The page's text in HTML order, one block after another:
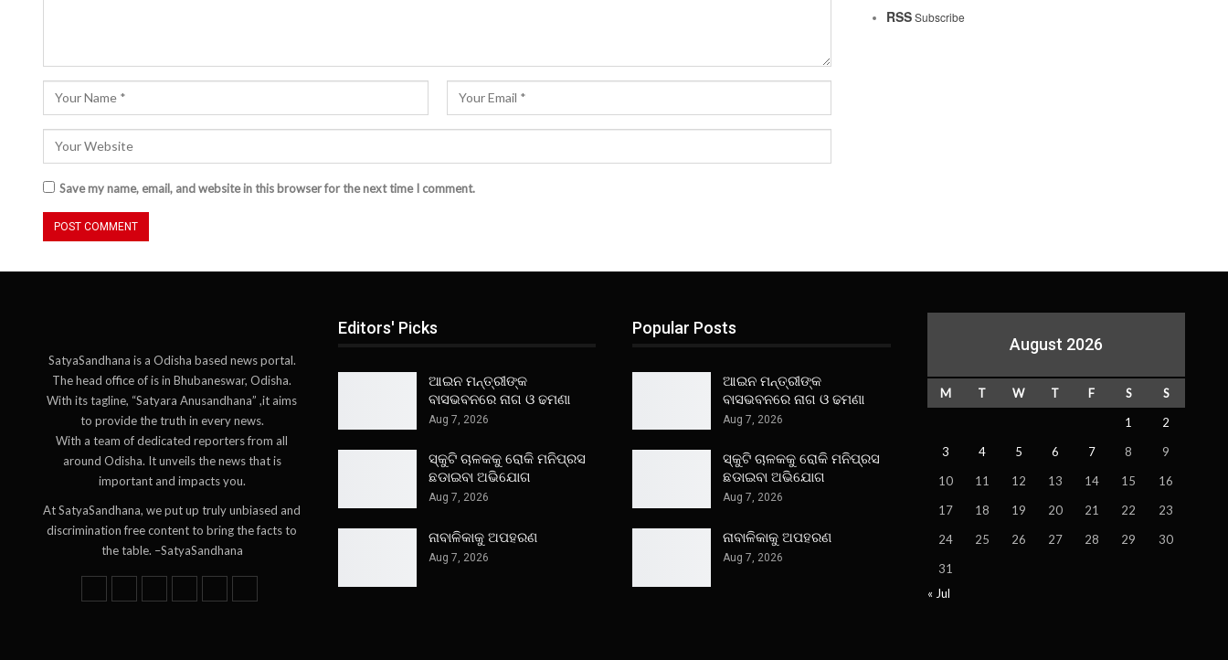
Save my name, email, and website in this browser for the next time I comment.
RSSSubscribe
SatyaSandhana is a Odisha based news portal.
The head office of is in Bhubaneswar, Odisha.
With its tagline, “Satyara Anusandhana” ,it aims
to provide the truth in every news.
With a team of dedicated reporters from all
around Odisha. It unveils the news that is
important and impacts you.
At SatyaSandhana, we put up truly unbiased and
discrimination free content to bring the facts to
the table. –SatyaSandhana
Editors' Picks
ଆଇନ ମନ୍ତ୍ରୀଙ୍କ
ବାସଭବନରେ ନାଗ ଓ ଢମଣା
Aug 7, 2026
ସ୍କୁଟି ଚାଳକକୁ ରୋକି ମନିପ୍ରସ
ଛଡାଇବା ଅଭିଯୋଗ
Aug 7, 2026
ନାବାଳିକାକୁ ଅପହରଣ
Aug 7, 2026
Popular Posts
ଆଇନ ମନ୍ତ୍ରୀଙ୍କ
ବାସଭବନରେ ନାଗ ଓ ଢମଣା
Aug 7, 2026
ସ୍କୁଟି ଚାଳକକୁ ରୋକି ମନିପ୍ରସ
ଛଡାଇବା ଅଭିଯୋଗ
Aug 7, 2026
ନାବାଳିକାକୁ ଅପହରଣ
Aug 7, 2026
August 2026
M T W T F S
S
1
2
3
4 5 6 7 8
9
10
11 12 13 14 15
16
17
18 19 20 21 22
23
24
25 26 27 28 29
30
31
« Jul